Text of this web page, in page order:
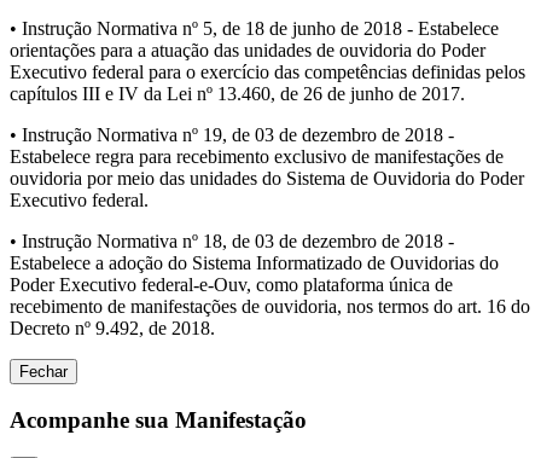
• Instrução Normativa nº 5, de 18 de junho de 2018 - Estabelece
orientações para a atuação das unidades de ouvidoria do Poder
Executivo federal para o exercício das competências definidas pelos
capítulos III e IV da Lei nº 13.460, de 26 de junho de 2017.
• Instrução Normativa nº 19, de 03 de dezembro de 2018 -
Estabelece regra para recebimento exclusivo de manifestações de
ouvidoria por meio das unidades do Sistema de Ouvidoria do Poder
Executivo federal.
• Instrução Normativa nº 18, de 03 de dezembro de 2018 -
Estabelece a adoção do Sistema Informatizado de Ouvidorias do
Poder Executivo federal-e-Ouv, como plataforma única de
recebimento de manifestações de ouvidoria, nos termos do art. 16 do
Decreto nº 9.492, de 2018.
Fechar
Acompanhe sua Manifestação